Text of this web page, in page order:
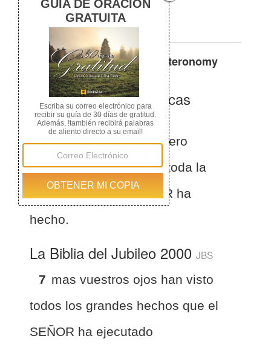
Lord that he did.
Otras traducciones de Deuteronomy
11:7
La Biblia de las Américas
(Español)BLA
Deuteronomio 11:7 Pero
vuestros ojos han visto toda la
gran obra que el SEÑOR ha
hecho.
La Biblia del Jubileo 2000 JBS
7 mas vuestros ojos han visto
todos los grandes hechos que el
SEÑOR ha ejecutado